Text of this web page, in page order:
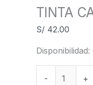
TINTA
S/ 42.00
Disponibilidad:
- +